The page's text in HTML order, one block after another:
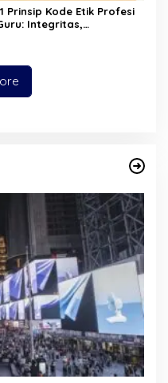
Prinsip Kode Etik Profesi
Integritas,